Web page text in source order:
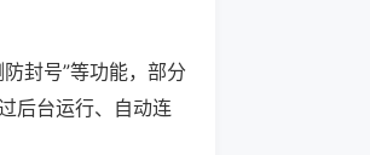
封号”等功能，部分
后台运行、自动连